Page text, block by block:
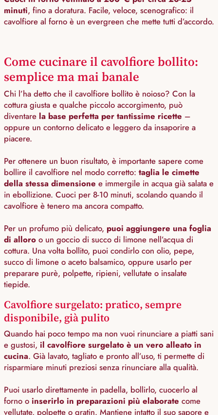
minuti, fino a doratura. Facile, veloce, scenografico: il
cavolfiore al forno è un evergreen che mette tutti d’accordo.
Come cucinare il cavolfiore bollito:
semplice ma mai banale
Chi l’ha detto che il cavolfiore bollito è noioso? Con la
cottura giusta e qualche piccolo accorgimento, può
diventare la base perfetta per tantissime ricette –
oppure un contorno delicato e leggero da insaporire a
piacere.
Per ottenere un buon risultato, è importante sapere come
bollire il cavolfiore nel modo corretto: taglia le cimette
della stessa dimensione e immergile in acqua già salata e
in ebollizione. Cuoci per 8-10 minuti, scolando quando il
cavolfiore è tenero ma ancora compatto.
Per un profumo più delicato, puoi aggiungere una foglia
di alloro o un goccio di succo di limone nell’acqua di
cottura. Una volta bollito, puoi condirlo con olio, pepe,
succo di limone o aceto balsamico, oppure usarlo per
preparare purè, polpette, ripieni, vellutate o insalate
tiepide.
Cavolfiore surgelato: pratico, sempre
disponibile, già pulito
Quando hai poco tempo ma non vuoi rinunciare a piatti sani
e gustosi, il cavolfiore surgelato è un vero alleato in
cucina. Già lavato, tagliato e pronto all’uso, ti permette di
risparmiare minuti preziosi senza rinunciare alla qualità.
Puoi usarlo direttamente in padella, bollirlo, cuocerlo al
forno o inserirlo in preparazioni più elaborate come
vellutate, polpette o gratin. Mantiene intatto il suo sapore e